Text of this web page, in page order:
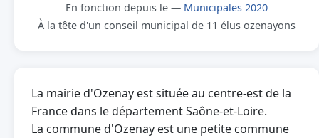
En fonction depuis le — Municipales 2020
À la tête d'un conseil municipal de 11 élus ozenayons
La mairie d'Ozenay est située au centre-est de la
France dans le département Saône-et-Loire.
La commune d'Ozenay est une petite commune